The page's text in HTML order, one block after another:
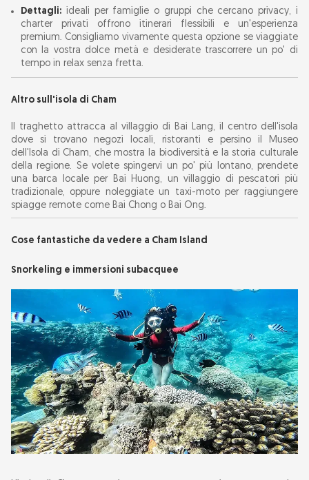
Dettagli: ideali per famiglie o gruppi che cercano privacy, i
charter privati offrono itinerari flessibili e un'esperienza
premium. Consigliamo vivamente questa opzione se viaggiate
con la vostra dolce metà e desiderate trascorrere un po' di
tempo in relax senza fretta.
Altro sull'isola di Cham
Il traghetto attracca al villaggio di Bai Lang, il centro dell'isola
dove si trovano negozi locali, ristoranti e persino il Museo
dell'Isola di Cham, che mostra la biodiversità e la storia culturale
della regione. Se volete spingervi un po' più lontano, prendete
una barca locale per Bai Huong, un villaggio di pescatori più
tradizionale, oppure noleggiate un taxi-moto per raggiungere
spiagge remote come Bai Chong o Bai Ong.
Cose fantastiche da vedere a Cham Island
Snorkeling e immersioni subacquee